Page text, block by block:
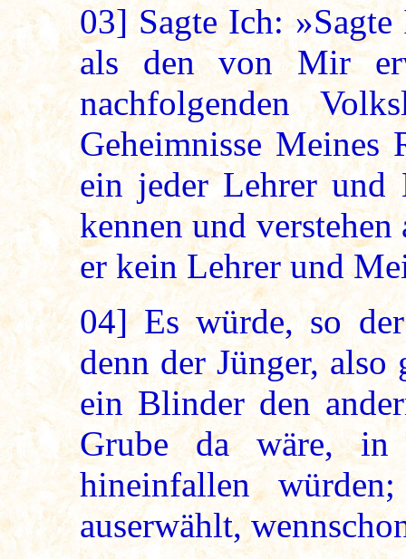
03]Sagte Ich: »Sagte
als den von Mir
nachfolgenden
Geheimnisse Meines
ein jeder Lehrer und
kennen und
er kein Lehrer und
04]Es würde, so
denn der Jünger, also
ein Blinder den
Grube da wäre, in
hineinfallen
auserwählt,